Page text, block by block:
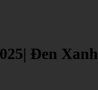
Đen Xanh